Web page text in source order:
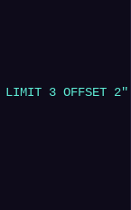
3 OFFSET 2"